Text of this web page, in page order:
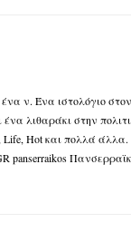
ένα ν. Ένα ιστολόγιο
λιθαράκι στην
Hot και πολλά
panserraikos